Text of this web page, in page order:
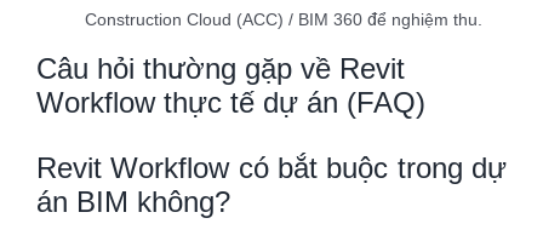
Construction Cloud (ACC) / BIM 360 để nghiệm thu.
Câu hỏi thường gặp về Revit
Workflow thực tế dự án (FAQ)
Revit Workflow có bắt buộc trong dự
án BIM không?